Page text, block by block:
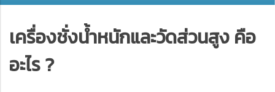
เครื่องชั่งน้ำหนักและวัดส่วนสูง คือ
อะไร ?